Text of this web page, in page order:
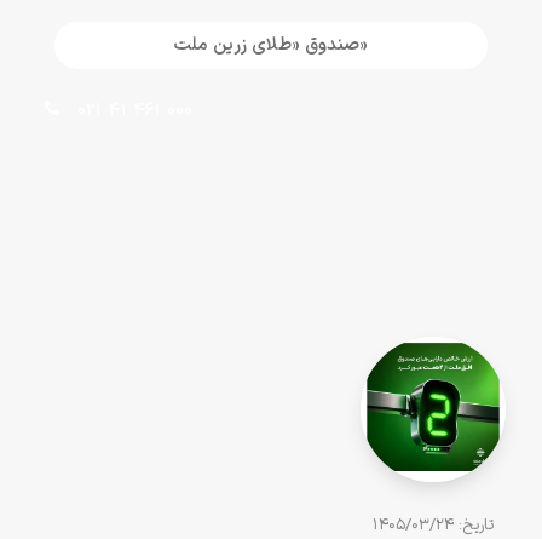
«صندوق «طلای زرین ملت
تاريخ: 1405/03/24